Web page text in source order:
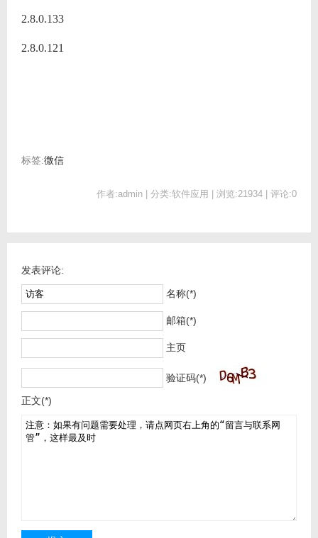
2.8.0.133
2.8.0.121
标签:微信
作者:admin | 分类:软件应用 | 浏览:21934 | 评论:0
发表评论:
名称(*)
邮箱(*)
主页
验证码(*)
正文(*)